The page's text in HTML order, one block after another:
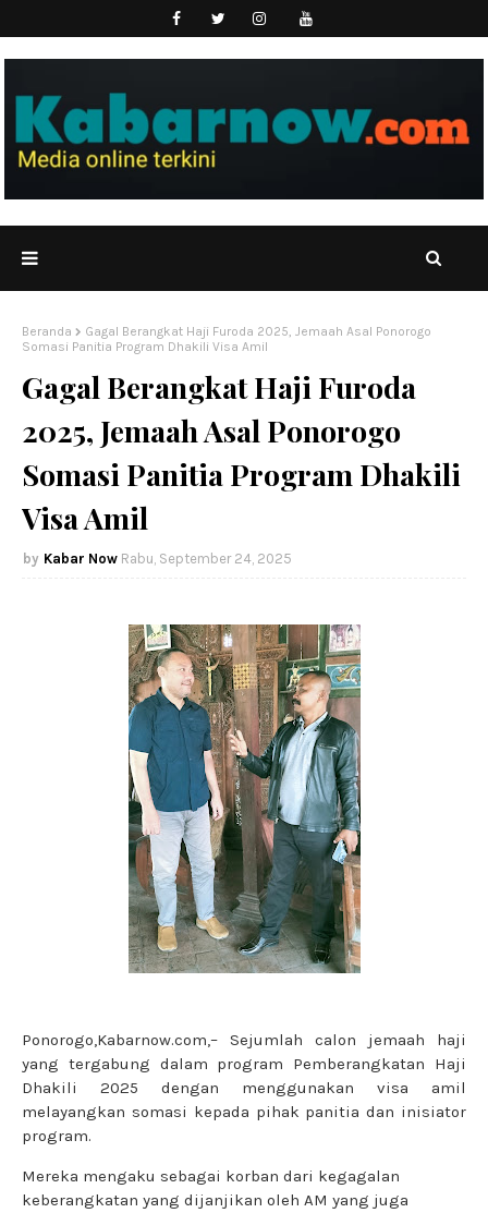
Beranda
Gagal Berangkat Haji Furoda 2025, Jemaah Asal Ponorogo
Somasi Panitia Program Dhakili Visa Amil
Gagal Berangkat Haji Furoda
2025, Jemaah Asal Ponorogo
Somasi Panitia Program Dhakili
Visa Amil
Kabar Now Rabu, September 24, 2025
Ponorogo,Kabarnow.com,– Sejumlah calon jemaah haji
yang tergabung dalam program Pemberangkatan Haji
Dhakili 2025 dengan menggunakan visa amil
melayangkan somasi kepada pihak panitia dan inisiator
program.
Mereka mengaku sebagai korban dari kegagalan
keberangkatan yang dijanjikan oleh AM yang juga